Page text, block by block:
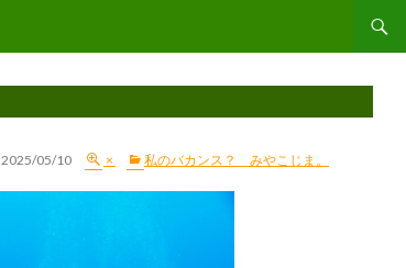
2025/05/10 × 私のバカンス？ みやこじま。